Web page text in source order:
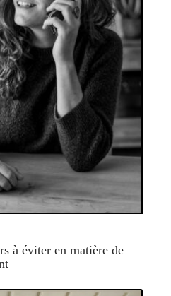
à éviter en matière de